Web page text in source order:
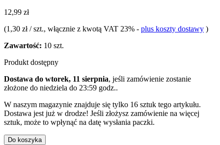
12,99 zł
(1,30 zł / szt., włącznie z kwotą VAT 23% - plus koszty dostawy )
Zawartość: 10 szt.
Produkt dostępny
Dostawa do wtorek, 11 sierpnia, jeśli zamówienie zostanie
złożone do niedziela do 23:59 godz..
W naszym magazynie znajduje się tylko 16 sztuk tego artykułu.
Dostawa jest już w drodze! Jeśli złożysz zamówienie na więcej
sztuk, może to wpłynąć na datę wysłania paczki.
Do koszyka